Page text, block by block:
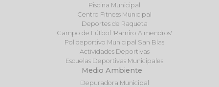
Piscina Municipal
Centro Fitness Municipal
Deportes de Raqueta
Campo de Fútbol 'Ramiro Almendros'
Polideportivo Municipal San Blas
Actividades Deportivas
Escuelas Deportivas Municipales
Medio Ambiente
Depuradora Municipal